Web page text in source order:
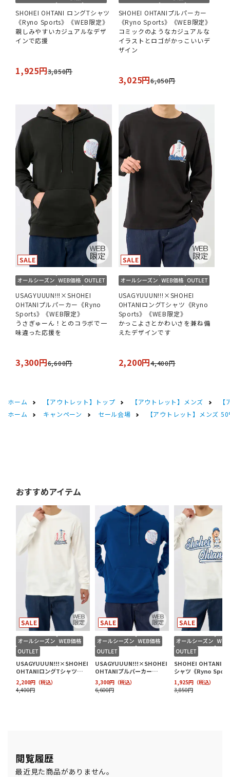
SHOHEI OHTANI ロングTシャツ
《Ryno Sports》《WEB限定》
親しみやすいカジュアルなデザ
インで応援
1,925円3,850円
SHOHEI OHTANIプルパーカー
《Ryno Sports》《WEB限定》
コミックのようなカジュアルな
イラストとロゴがかっこいいデ
ザイン
3,025円6,050円
USAGYUUUN!!!×SHOHEI
OHTANIプルパーカー《Ryno
Sports》《WEB限定》
うさぎゅーん！とのコラボで一
味違った応援を
3,300円6,600円
USAGYUUUN!!!×SHOHEI
OHTANIロングTシャツ《Ryno
Sports》《WEB限定》
かっこよさとかわいさを兼ね備
えたデザインです
2,200円4,400円
ホーム 【アウトレット】トップ 【アウトレット】メンズ
ホーム
キャンペーン セール会場 【アウトレット】メンズ
閲覧履歴
最近見た商品がありません。